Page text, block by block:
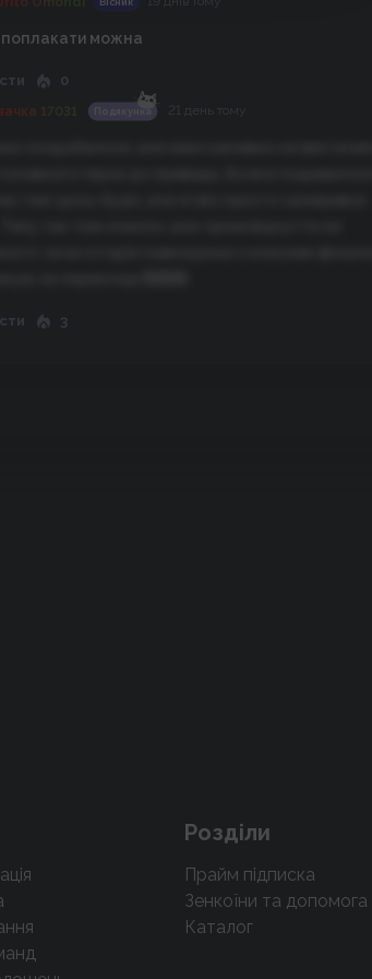
можна
0
17031 21 день тому
3
Розділи
Прайм підписка
Зенкоїни та
Каталог